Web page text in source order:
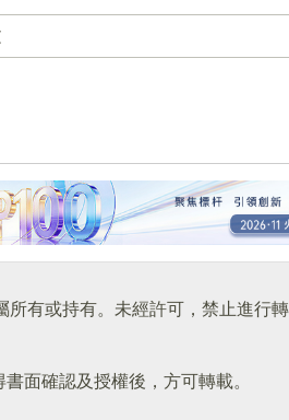
有或持有。未經許可，禁止進行轉
書面確認及授權後，方可轉載。